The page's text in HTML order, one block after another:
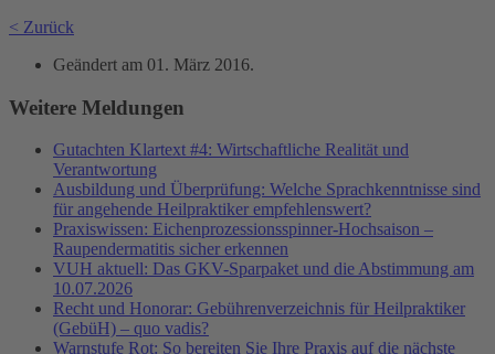
< Zurück
Geändert am 01. März 2016.
Weitere Meldungen
Gutachten Klartext #4: Wirtschaftliche Realität und
Verantwortung
Ausbildung und Überprüfung: Welche Sprachkenntnisse sind
für angehende Heilpraktiker empfehlenswert?
Praxiswissen: Eichenprozessionsspinner-Hochsaison –
Raupendermatitis sicher erkennen
VUH aktuell: Das GKV-Sparpaket und die Abstimmung am
10.07.2026
Recht und Honorar: Gebührenverzeichnis für Heilpraktiker
(GebüH) – quo vadis?
Warnstufe Rot: So bereiten Sie Ihre Praxis auf die nächste